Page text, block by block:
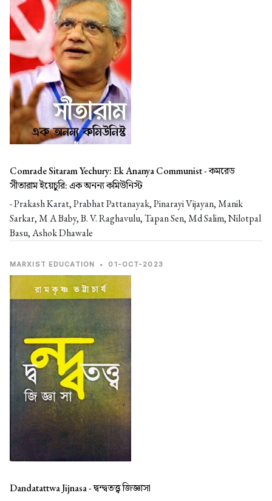
Comrade Sitaram Yechury: Ek Ananya Communist -কমরেড
সীতারাম ইয়েচুরি: এক অনন্য কমিউনিস্ট
- Prakash Karat, Prabhat Pattanayak, Pinarayi Vijayan, Manik
Sarkar, M A Baby, B. V. Raghavulu, Tapan Sen, Md Salim, Nilotpal
Basu, Ashok Dhawale
MARXIST EDUCATION • 01-OCT-2023
Dandatattwa Jijnasa -দ্বন্দ্বতত্ত্ব জিজ্ঞাসা